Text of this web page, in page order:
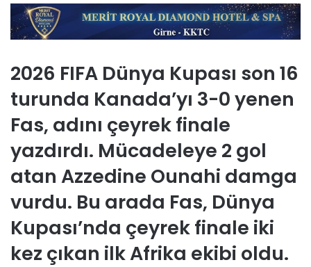
2026 FIFA Dünya Kupası son 16
turunda Kanada’yı 3-0 yenen
Fas, adını çeyrek finale
yazdırdı. Mücadeleye 2 gol
atan Azzedine Ounahi damga
vurdu. Bu arada Fas, Dünya
Kupası’nda çeyrek finale iki
kez çıkan ilk Afrika ekibi oldu.